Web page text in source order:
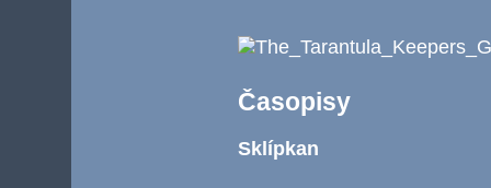
Časopisy
Sklípkan